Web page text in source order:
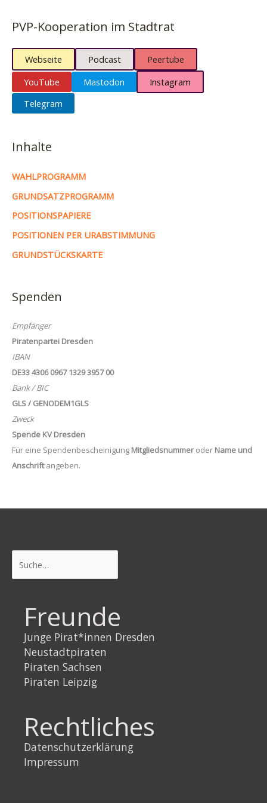
PVP-Kooperation im Stadtrat
Webseite Podcast
Peertube
YouTube
Mastodon
Instagram
Telegram
Inhalte
WAHLPROGRAMM
GRUNDSATZPROGRAMM
POSITIONSPAPIERE
POSITIONEN PER URABSTIMMUNG
GRUNDSTÜCKSKARTE
Spenden
Empfänger
Piratenpartei Dresden
IBAN
DE33 4306 0967 1329 3957 00
Bank / BIC
GLS / GENODEM1GLS
Zweck
Spende KV Dresden
Für eine Spendenbescheinigung Mitgliedsnummeroder Name und
Anschriftangeben.
Freunde
Junge Pirat*innen Dresden
Neustadtpiraten
Piraten Sachsen
Piraten Leipzig
Rechtliches
Datenschutzerklärung
Impressum